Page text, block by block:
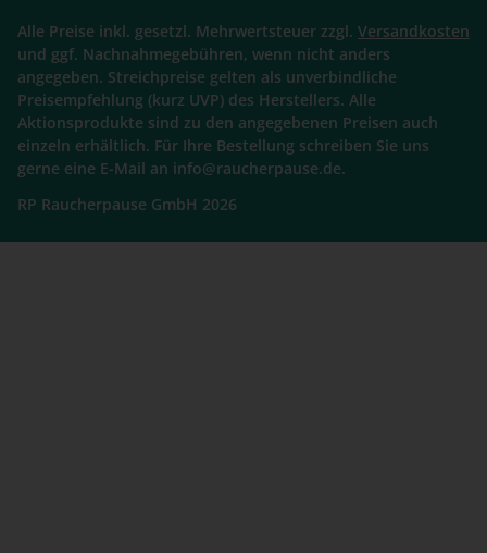
Alle Preise inkl. gesetzl. Mehrwertsteuer zzgl. Versandkosten
und ggf. Nachnahmegebühren, wenn nicht anders
angegeben. Streichpreise gelten als unverbindliche
Preisempfehlung (kurz UVP) des Herstellers. Alle
Aktionsprodukte sind zu den angegebenen Preisen auch
einzeln erhältlich. Für Ihre Bestellung schreiben Sie uns
gerne eine E-Mail an info@raucherpause.de.
RP Raucherpause GmbH 2026